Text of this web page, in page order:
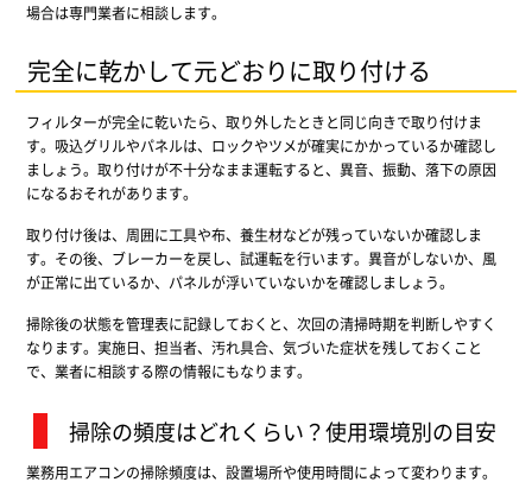
場合は専門業者に相談します。
完全に乾かして元どおりに取り付ける
フィルターが完全に乾いたら、取り外したときと同じ向きで取り付けま
す。吸込グリルやパネルは、ロックやツメが確実にかかっているか確認し
ましょう。取り付けが不十分なまま運転すると、異音、振動、落下の原因
になるおそれがあります。
取り付け後は、周囲に工具や布、養生材などが残っていないか確認しま
す。その後、ブレーカーを戻し、試運転を行います。異音がしないか、風
が正常に出ているか、パネルが浮いていないかを確認しましょう。
掃除後の状態を管理表に記録しておくと、次回の清掃時期を判断しやすく
なります。実施日、担当者、汚れ具合、気づいた症状を残しておくこと
で、業者に相談する際の情報にもなります。
掃除の頻度はどれくらい？使用環境別の目安
業務用エアコンの掃除頻度は、設置場所や使用時間によって変わります。